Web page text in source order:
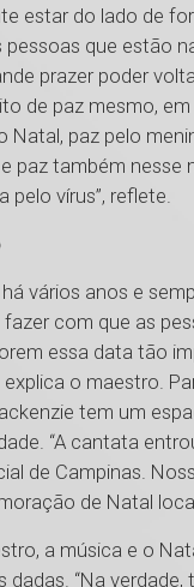
estar do lado de
que estão
prazer poder
de paz mesmo,
Natal, paz pelo
paz também nesse
pelo vírus”, reflete.
vários anos e
com que as
essa data tão
o maestro.
tem um
“A cantata
de Campinas.
de Natal
a música e o
dadas. “Na verdade,